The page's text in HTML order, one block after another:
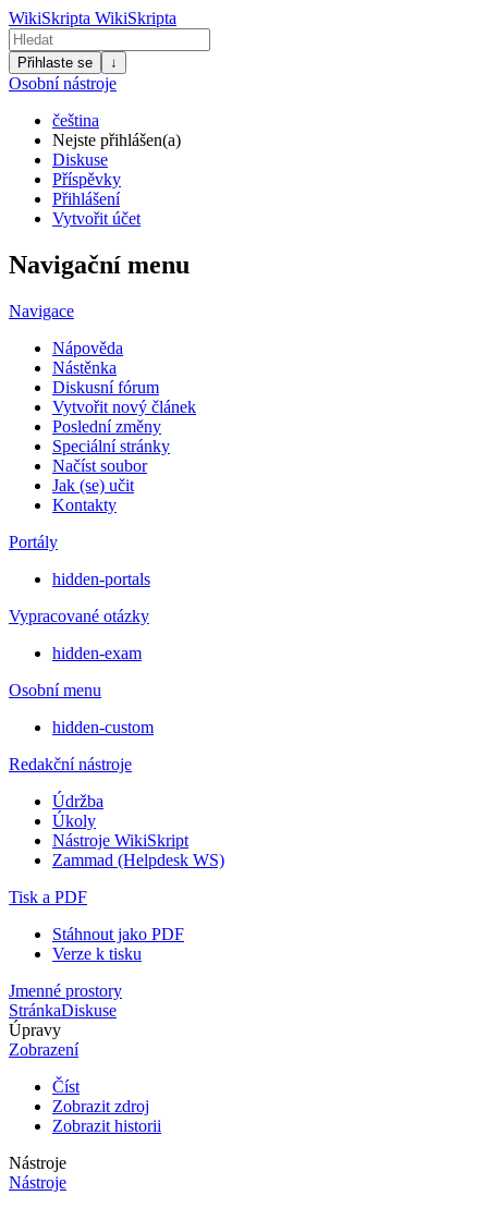
WikiSkripta WikiSkripta
Přihlaste se ↓
Osobní nástroje
čeština
Nejste přihlášen(a)
Diskuse
Příspěvky
Přihlášení
Vytvořit účet
Navigační menu
Navigace
Nápověda
Nástěnka
Diskusní fórum
Vytvořit nový článek
Poslední změny
Speciální stránky
Načíst soubor
Jak (se) učit
Kontakty
Portály
hidden-portals
Vypracované otázky
hidden-exam
Osobní menu
hidden-custom
Redakční nástroje
Údržba
Úkoly
Nástroje WikiSkript
Zammad (Helpdesk WS)
Tisk a PDF
Stáhnout jako PDF
Verze k tisku
Jmenné prostory
StránkaDiskuse
Úpravy
Zobrazení
Číst
Zobrazit zdroj
Zobrazit historii
Nástroje
Nástroje